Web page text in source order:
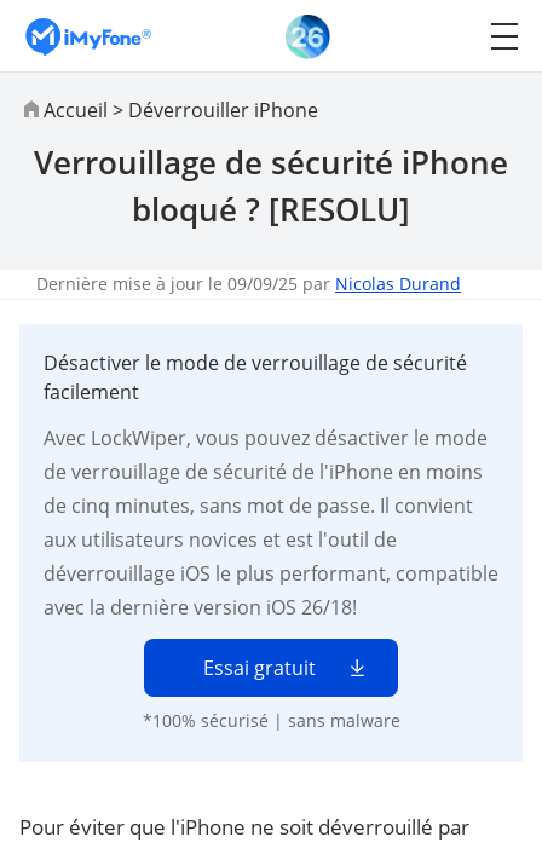
Accueil > Déverrouiller iPhone
Verrouillage de sécurité iPhone
bloqué ? [RESOLU]
Dernière mise à jour le 09/09/25 par Nicolas Durand
Désactiver le mode de verrouillage de sécurité
facilement
Avec LockWiper, vous pouvez désactiver le mode
de verrouillage de sécurité de l'iPhone en moins
de cinq minutes, sans mot de passe. Il convient
aux utilisateurs novices et est l'outil de
déverrouillage iOS le plus performant, compatible
avec la dernière version iOS 26/18!
Essai gratuit
*100% sécurisé | sans malware
Pour éviter que l'iPhone ne soit déverrouillé par